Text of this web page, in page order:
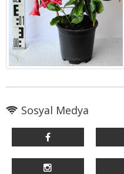
Sosyal Medya